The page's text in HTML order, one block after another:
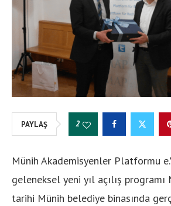
PAYLAŞ 2
Münih Akademisyenler Platformu
geleneksel yeni yıl açılış programı
tarihi Münih belediye binasında